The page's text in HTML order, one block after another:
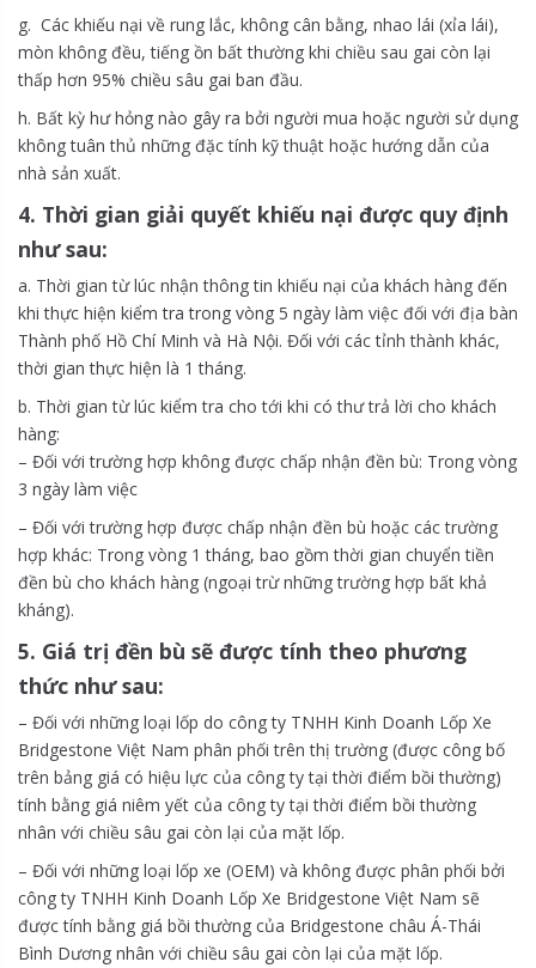
g. Các khiếu nại về rung lắc, không cân bằng, nhao lái (xỉa lái),
mòn không đều, tiếng ồn bất thường khi chiều sau gai còn lại
thấp hơn 95% chiều sâu gai ban đầu.
h. Bất kỳ hư hỏng nào gây ra bởi người mua hoặc người sử dụng
không tuân thủ những đặc tính kỹ thuật hoặc hướng dẫn của
nhà sản xuất.
4. Thời gian giải quyết khiếu nại được quy định
như sau:
a. Thời gian từ lúc nhận thông tin khiếu nại của khách hàng đến
khi thực hiện kiểm tra trong vòng 5 ngày làm việc đối với địa bàn
Thành phố Hồ Chí Minh và Hà Nội. Đối với các tỉnh thành khác,
thời gian thực hiện là 1 tháng.
b. Thời gian từ lúc kiểm tra cho tới khi có thư trả lời cho khách
hàng:
– Đối với trường hợp không được chấp nhận đền bù: Trong vòng
3 ngày làm việc
– Đối với trường hợp được chấp nhận đền bù hoặc các trường
hợp khác: Trong vòng 1 tháng, bao gồm thời gian chuyển tiền
đền bù cho khách hàng (ngoại trừ những trường hợp bất khả
kháng).
5. Giá trị đền bù sẽ được tính theo phương
thức như sau:
– Đối với những loại lốp do công ty TNHH Kinh Doanh Lốp Xe
Bridgestone Việt Nam phân phối trên thị trường (được công bố
trên bảng giá có hiệu lực của công ty tại thời điểm bồi thường)
tính bằng giá niêm yết của công ty tại thời điểm bồi thường
nhân với chiều sâu gai còn lại của mặt lốp.
– Đối với những loại lốp xe (OEM) và không được phân phối bởi
công ty TNHH Kinh Doanh Lốp Xe Bridgestone Việt Nam sẽ
được tính bằng giá bồi thường của Bridgestone châu Á-Thái
Bình Dương nhân với chiều sâu gai còn lại của mặt lốp.